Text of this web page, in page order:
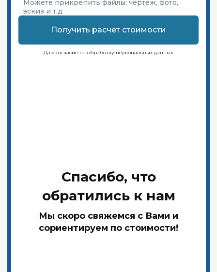
Можете прикрепить файлы: чертеж, фото,
эскиз и т.д.
Получить расчет стоимости
Даю согласие на обработку персональных данных.
Спасибо, что
обратились к нам
Мы скоро свяжемся с Вами и
сориентируем по стоимости!